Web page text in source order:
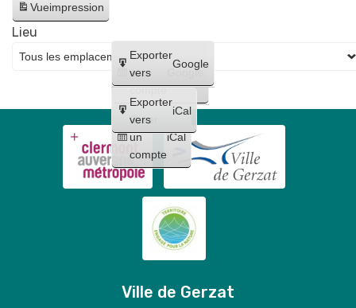
Vueimpression
Créer
un
compte
Google
Créer
un
compte
iCal
Exporter
vers
Google
Exporter
vers
iCal
Lieu
Ville de Gerzat